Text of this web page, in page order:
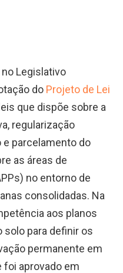
Legislativo
do Projeto de Lei
que dispõe sobre a
regularização
e parcelamento do
as áreas de
no entorno de
consolidadas. Na
aos planos
solo para definir os
permanente em
foi aprovado em